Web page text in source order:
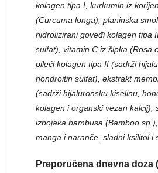
kolagen tipa I, kurkumin iz
(Curcuma longa), planinska
hidrolizirani goveđi kolagen tipa
sulfat), vitamin C iz šipka (Rosa
pileći kolagen tipa II (sadrži
hondroitin sulfat), ekstrakt
(sadrži hijaluronsku kiselinu,
kolagen i organski vezan kalcij),
izbojaka bambusa (Bamboo
manga i naranče, sladni ksilitol i
Preporučena dnevna doza